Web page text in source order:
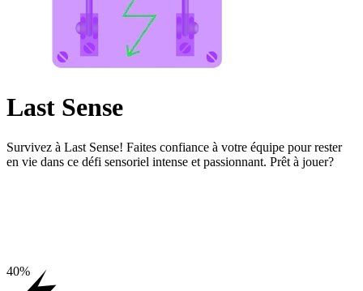
Last Sense
Survivez à Last Sense! Faites confiance à votre équipe pour rester
en vie dans ce défi sensoriel intense et passionnant. Prêt à jouer?
40%